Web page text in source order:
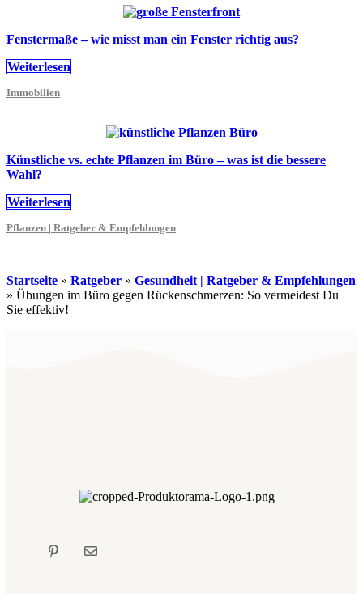
Fenstermaße – wie misst man ein Fenster richtig aus?
Weiterlesen
Immobilien
Künstliche vs. echte Pflanzen im Büro – was ist die bessere
Wahl?
Weiterlesen
Pflanzen | Ratgeber & Empfehlungen
Startseite » Ratgeber » Gesundheit | Ratgeber & Empfehlungen
» Übungen im Büro gegen Rückenschmerzen: So vermeidest Du
Sie effektiv!